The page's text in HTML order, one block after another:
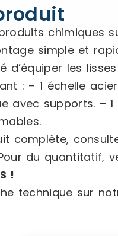
chimiques
simple et
d’équiper les
: – 1 échelle
avec supports. –
complète,
du quantitatif,
!
technique sur